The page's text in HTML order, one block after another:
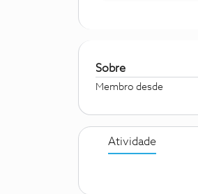
Sobre
Membro desde
Atividade